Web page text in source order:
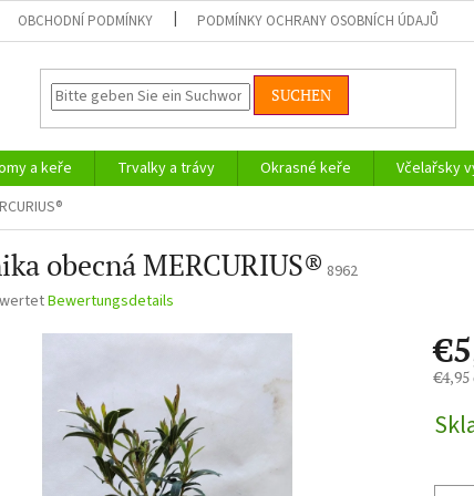
OBCHODNÍ PODMÍNKY PODMÍNKY OCHRANY OSOBNÍCH ÚDAJŮ
SUCHEN
a keře Trvalky a trávy Okrasné keře Včelařsky
obecná MERCURIUS® 8962
Bewertungsdetails